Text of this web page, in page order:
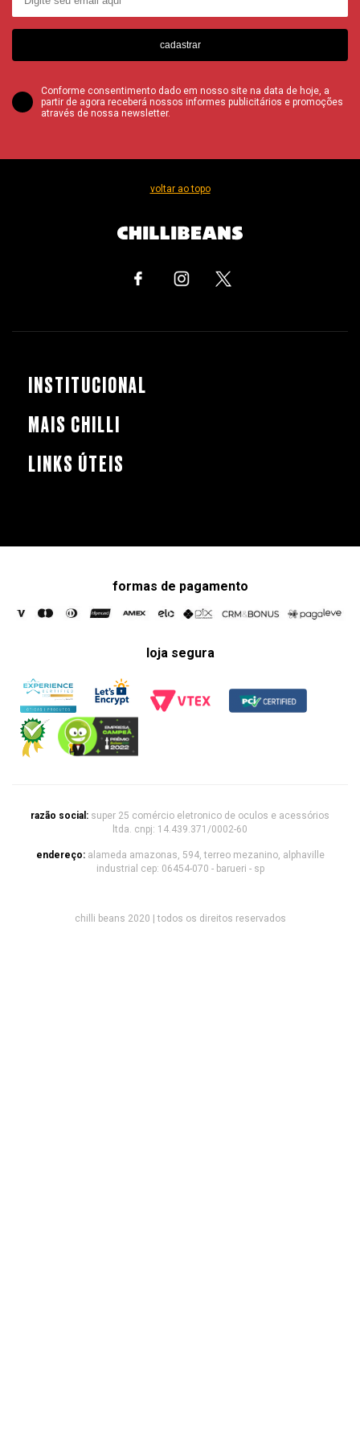
cadastrar
Conforme consentimento dado em nosso site na data de hoje, a
partir de agora receberá nossos informes publicitários e promoções
através de nossa newsletter.
voltar ao topo
INSTITUCIONAL
MAIS CHILLI
LINKS ÚTEIS
formas de pagamento
loja segura
razão social: super 25 comércio eletronico de oculos e acessórios
ltda. cnpj: 14.439.371/0002-60
endereço: alameda amazonas, 594, terreo mezanino, alphaville
industrial cep: 06454-070 - barueri - sp
chilli beans 2020 | todos os direitos reservados